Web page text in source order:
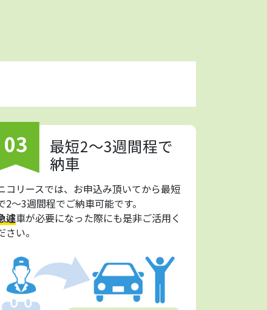
03
最短2～3週間程で
納車
コリースでは、お申込み頂いてから最短
2～3週間程でご納車可能です。
遽車が必要になった際にも是非ご活用く
さい。